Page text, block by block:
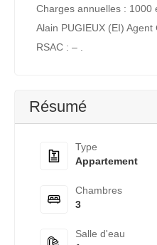
Charges annuelles : 1000
Alain PUGIEUX (EI)
RSAC : – .
Résumé
Type
Appartement
Chambres
3
Salle d'eau